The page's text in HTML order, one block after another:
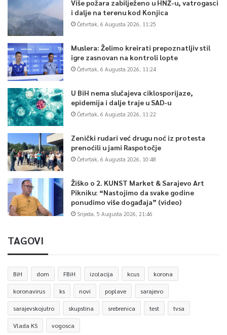
Više požara zabilježeno u HNŽ-u, vatrogasci
i dalje na terenu kod Konjica
Četvrtak, 6 Augusta 2026, 11:25
Muslera: Želimo kreirati prepoznatljiv stil
igre zasnovan na kontroli lopte
Četvrtak, 6 Augusta 2026, 11:24
U BiH nema slučajeva ciklosporijaze,
epidemija i dalje traje u SAD-u
Četvrtak, 6 Augusta 2026, 11:22
Zenički rudari već drugu noć iz protesta
prenoćili u jami Raspotočje
Četvrtak, 6 Augusta 2026, 10:48
Žiško o 2. KUNST Market & Sarajevo Art
Pikniku: “Nastojimo da svake godine
ponudimo više događaja” (video)
Srijeda, 5 Augusta 2026, 21:46
TAGOVI
BiH dom FBiH izolacija kcus korona
koronavirus ks novi poplave sarajevo
sarajevskojutro skupstina srebrenica test tvsa
Vlada KS vogosca